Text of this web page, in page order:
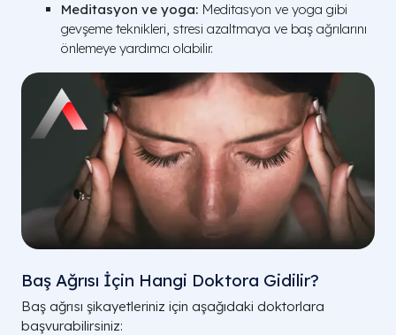
Meditasyon ve yoga: Meditasyon ve yoga gibi
gevşeme teknikleri, stresi azaltmaya ve baş ağrılarını
önlemeye yardımcı olabilir.
Baş Ağrısı İçin Hangi Doktora Gidilir?
Baş ağrısı şikayetleriniz için aşağıdaki doktorlara
başvurabilirsiniz: